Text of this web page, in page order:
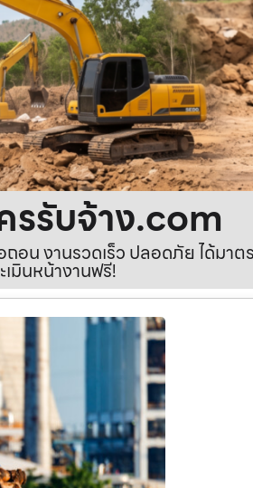
รรับจ้าง.com
น งานรวดเร็ว ปลอดภัย ได้มาต
เมินหน้างานฟรี!